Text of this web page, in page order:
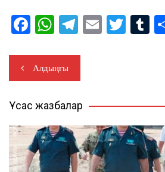
F
c
e
b
o
o
k
W
at
s
A
p
p
T
e
gr
a
m
E T T
r
Жазба
навигациясы
Алдыңғы
Ұқсас жазбалар